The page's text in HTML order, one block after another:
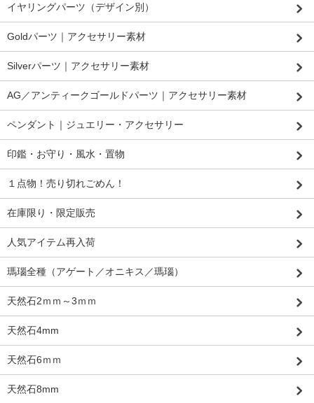
イヤリングパーツ（デザイン別）
Goldパーツ｜アクセサリー素材
Silverパーツ｜アクセサリー素材
AG／アンティークゴールドパーツ｜アクセサリー素材
ペンダント｜ジュエリー・アクセサリー
印鑑・お守り・風水・置物
１点物！売り切れごめん！
在庫限り・限定販売
人気アイテム再入荷
瑪瑙全種（アゲート／オニキス／瑪瑙）
天然石2ｍｍ～3ｍｍ
天然石4mm
天然石6ｍｍ
天然石8mm